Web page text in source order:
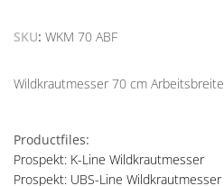
SKU WKM 70 ABF
Wildkrautmesser 70 cm Arbeitsbreite
Productfiles:
Prospekt: K-Line Wildkrautmesser
Prospekt: UBS-Line Wildkrautmesser